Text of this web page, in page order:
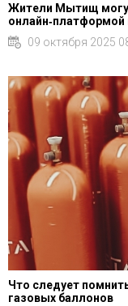
Жители Мытищ
09 октября 2025
Что следует
газовых баллонов